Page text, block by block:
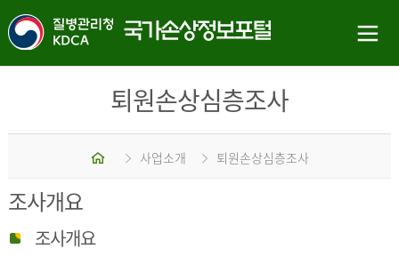
퇴원손상심층조사
홈 사업소개 퇴원손상심층조사
조사개요
조사개요